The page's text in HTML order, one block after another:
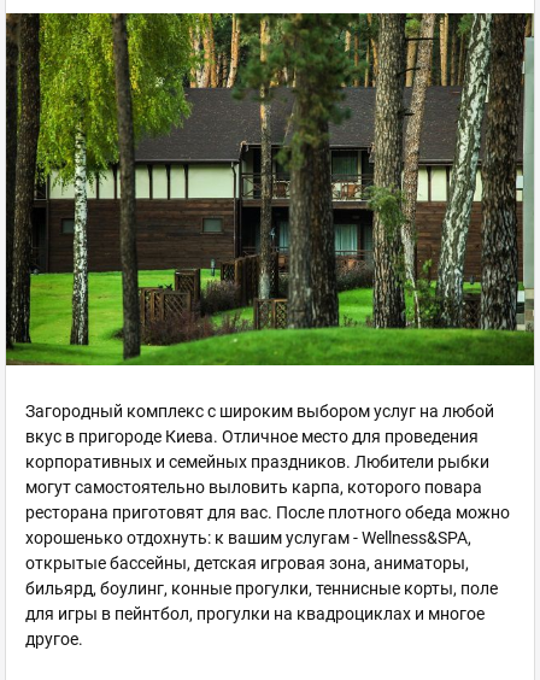
Загородный комплекс с широким выбором услуг на любой
вкус в пригороде Киева. Отличное место для проведения
корпоративных и семейных праздников. Любители рыбки
могут самостоятельно выловить карпа, которого повара
ресторана приготовят для вас. После плотного обеда можно
хорошенько отдохнуть: к вашим услугам - Wellness&SPA,
открытые бассейны, детская игровая зона, аниматоры,
бильярд, боулинг, конные прогулки, теннисные корты, поле
для игры в пейнтбол, прогулки на квадроциклах и многое
другое.